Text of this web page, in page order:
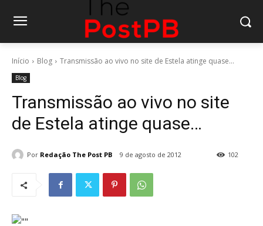
Início Blog Transmissão ao vivo no site de Estela atinge quase...
Blog
Transmissão ao vivo no site
de Estela atinge quase…
Por Redação The Post PB 9 de agosto de 2012 102